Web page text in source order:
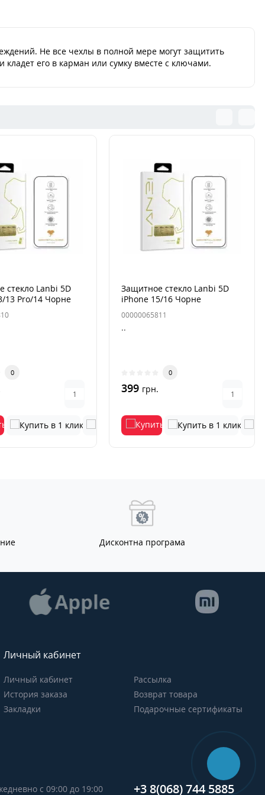
Не все чехлы в полной мере могут защитить
его в карман или сумку вместе с ключами.
стекло Lanbi 5D
13 Pro/14 Чорне
0
Защитное стекло Lanbi 5D
iPhone 15/16 Чорне
00000065811
..
0
399 грн.
Дисконтна програма
Личный кабинет
Личный кабинет
История заказа
Закладки
Рассылка
Возврат товара
Подарочные сертификаты
с 09:00 до 19:00 +3 8(068) 744 5885